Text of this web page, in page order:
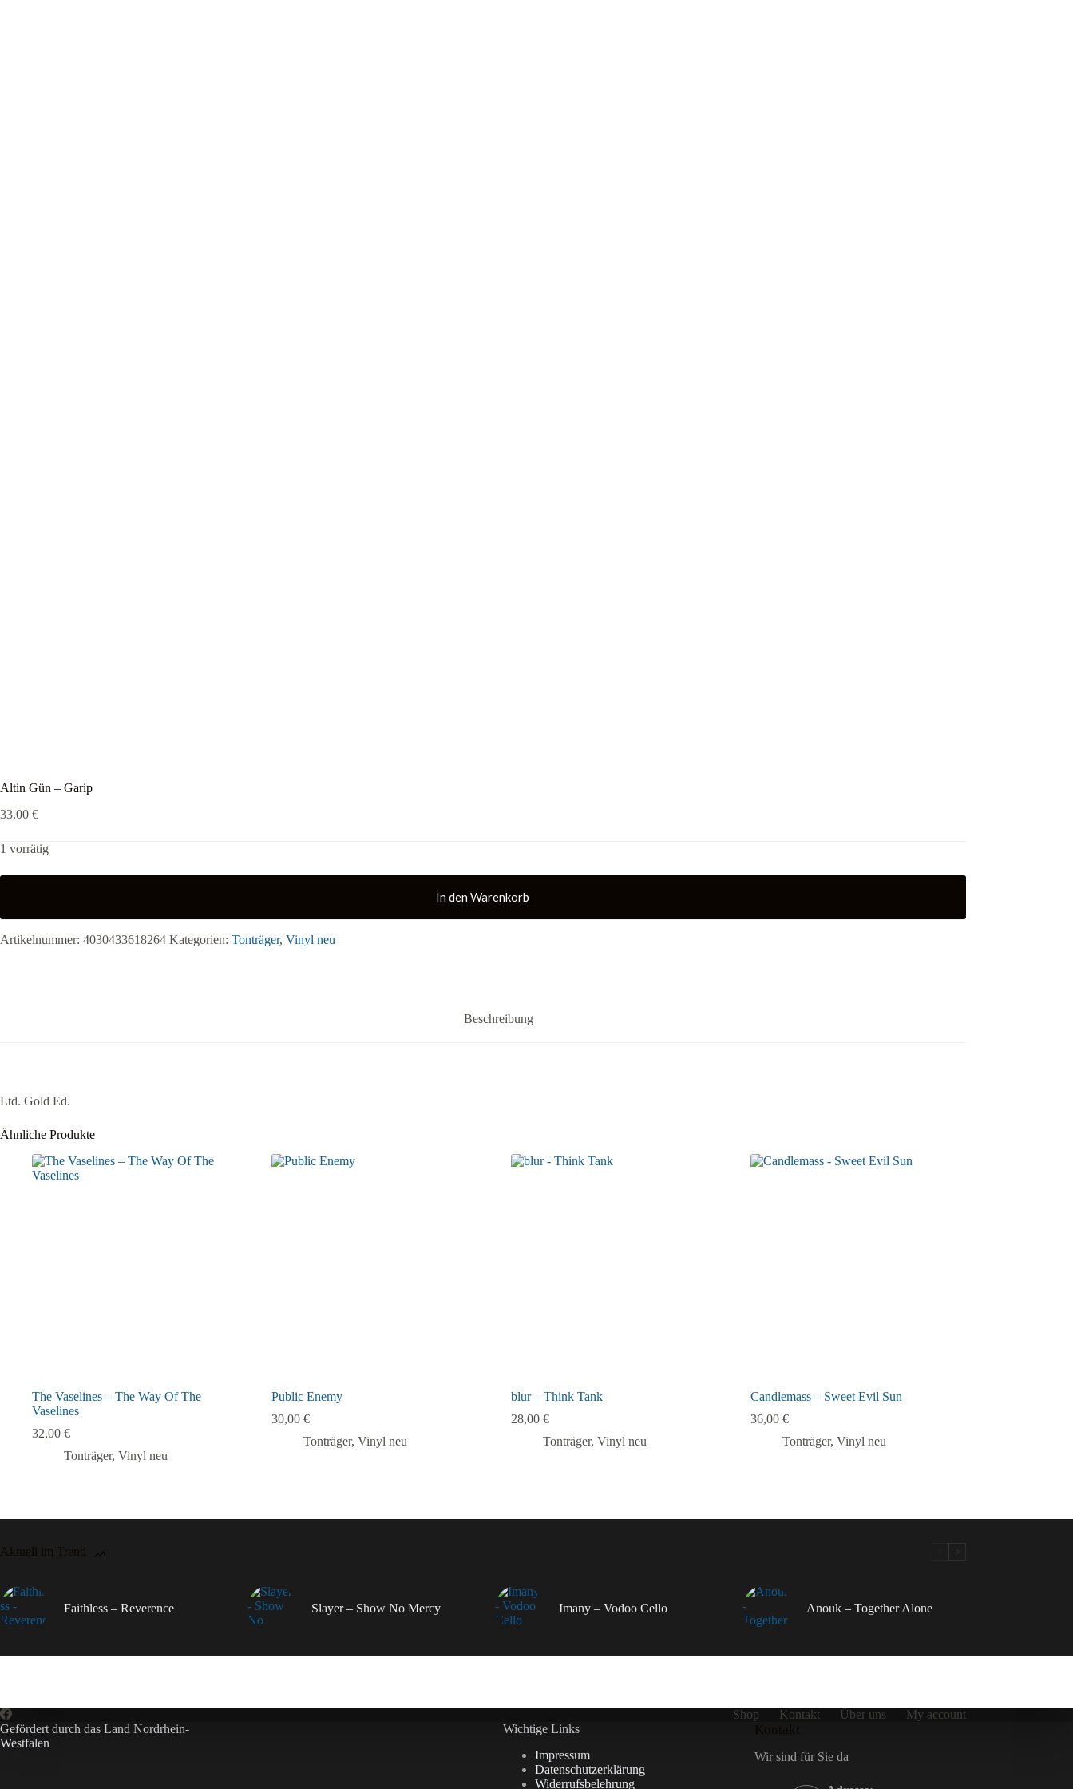
Altin Gün – Garip
33,00 €
1 vorrätig
In den Warenkorb
Artikelnummer: 4030433618264 Kategorien: Tonträger, Vinyl neu
Beschreibung
Ltd. Gold Ed.
Ähnliche Produkte
The Vaselines – The Way Of The
Vaselines
32,00 €
Tonträger, Vinyl neu
Public Enemy
30,00 €
Tonträger, Vinyl neu
blur – Think Tank
28,00 €
Tonträger, Vinyl neu
Candlemass – Sweet Evil Sun
36,00 €
Tonträger, Vinyl neu
Aktuell im Trend
Faithless – Reverence Slayer – Show No Mercy Imany – Vodoo Cello Anouk – Together Alone
Shop Kontakt Über uns
My account
Gefördert durch das Land Nordrhein-
Westfalen
Wichtige Links
Impressum
Datenschutzerklärung
Widerrufsbelehrung
Wir sind für Sie da